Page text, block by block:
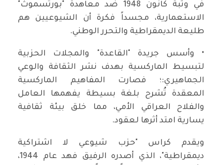
في وثبة كانون 1948 ضد معاهدة "بورتسموث"
الاستعمارية، مجسداً فكرة أن الشيوعيين هم
طليعة الديمقراطية والتحرر الوطني.
• وأسس جريدة "القاعدة" والمجلات الحزبية
لتبسيط الماركسية بهدف نشر الثقافة والوعي
الجماهيري:؛ فصارت المفاهيم الماركسية
المعقدة تُشرح بلغة بسيطة يفهمها العامل
والفلاح العراقي الأمي، مما خلق بيئة ثقافية
يسارية امتد أثرها لعقود.
ويقدم كراس "حزب شيوعي لا اشتراكية
ديمقراطية"، الذي أصدره الرفيق فهد عام 1944،